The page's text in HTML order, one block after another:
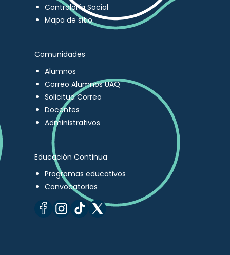
Contraloría Social
Mapa de sitio
Comunidades
Alumnos
Correo Alumnos UAQ
Solicitud Correo
Docentes
Administrativos
Educación Continua
Programas educativos
Convocatorias